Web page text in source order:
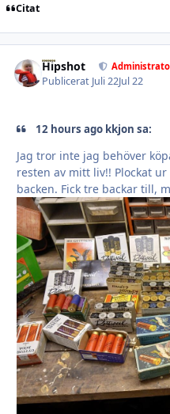
Citat
Hipshot
Publicerat Juli 22Jul 22
12 hours ago kkjon sa:
Jag tror inte jag behöver
resten av mitt liv!! Plockat
backen. Fick tre backar till,